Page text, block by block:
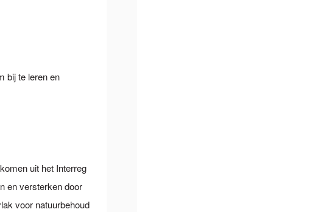
bij te leren en
uit het Interreg
en versterken door
voor natuurbehoud